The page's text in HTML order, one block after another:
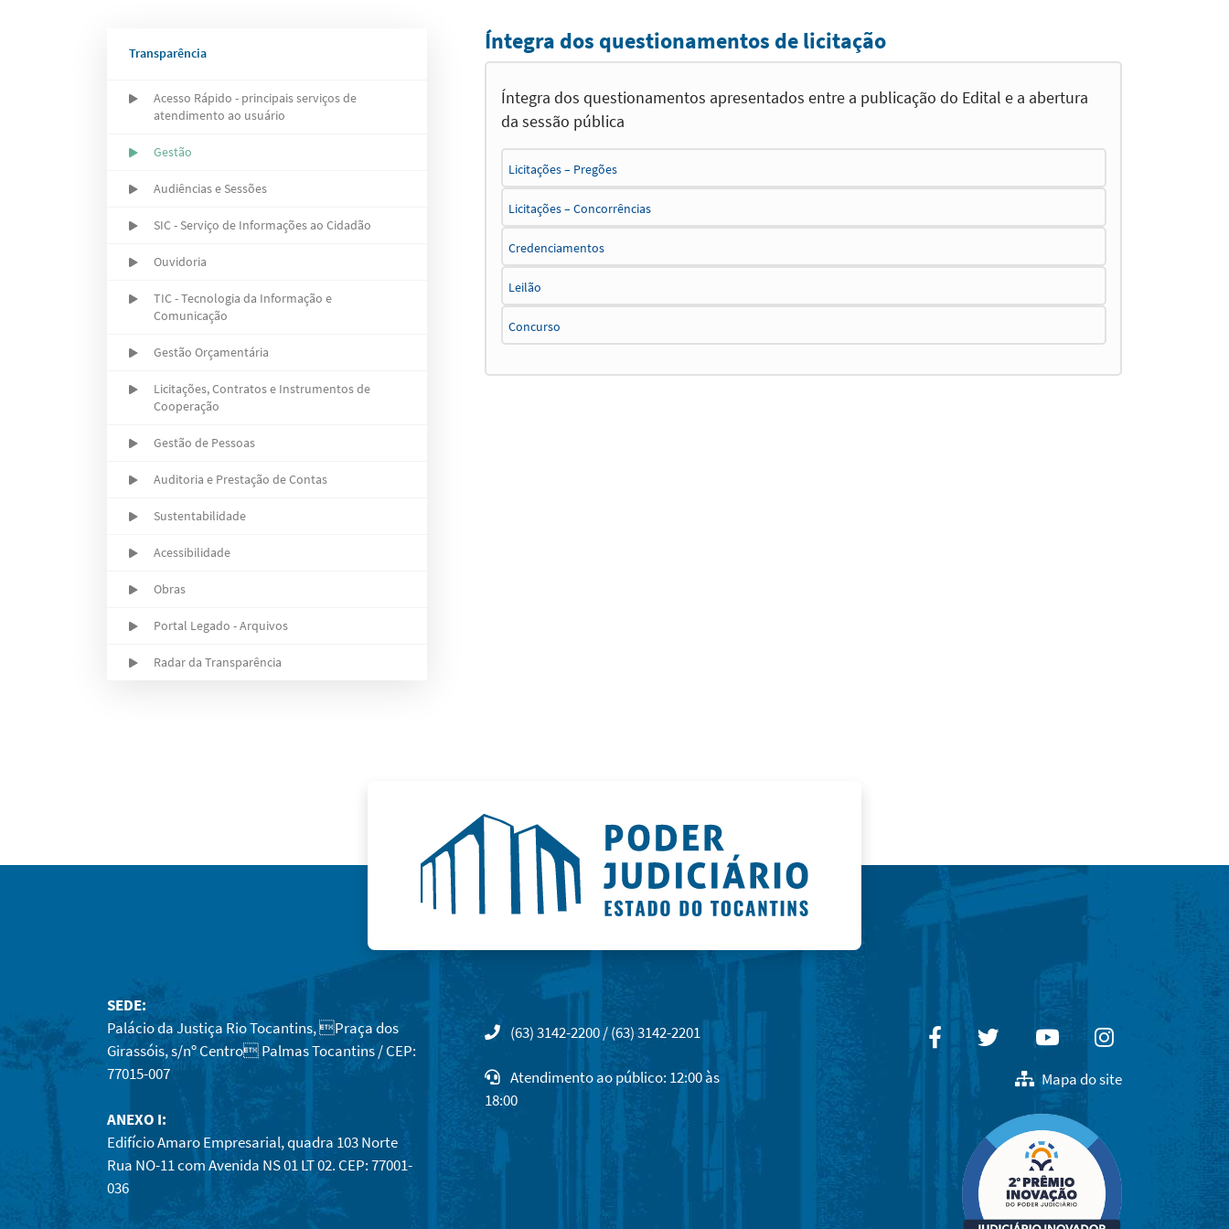
Transparência
Acesso Rápido - principais serviços de
atendimento ao usuário
Gestão
Audiências e Sessões
SIC - Serviço de Informações ao Cidadão
Ouvidoria
TIC - Tecnologia da Informação e
Comunicação
Gestão Orçamentária
Licitações, Contratos e Instrumentos de
Cooperação
Gestão de Pessoas
Auditoria e Prestação de Contas
Sustentabilidade
Acessibilidade
Obras
Portal Legado - Arquivos
Radar da Transparência
Íntegra dos questionamentos de licitação
Íntegra dos questionamentos apresentados entre a publicação do Edital e a abertura
da sessão pública
Licitações – Pregões
Licitações – Concorrências
Credenciamentos
Leilão
Concurso
SEDE:
Palácio da Justiça Rio Tocantins, Praça dos
Girassóis, s/nº Centro Palmas Tocantins / CEP:
77015-007
ANEXO I:
Edifício Amaro Empresarial, quadra 103 Norte
Rua NO-11 com Avenida NS 01 LT 02. CEP: 77001-
036
(63) 3142-2200 / (63) 3142-2201
Atendimento ao público: 12:00 às
18:00
FacebookTwitterYoutubeInstagram
Mapa do site